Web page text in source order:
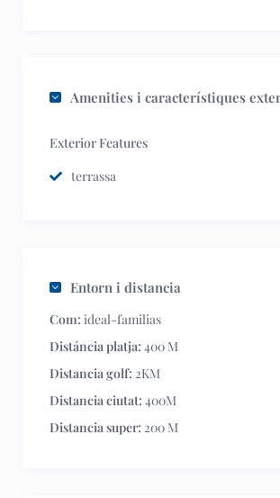
Amenities i característiques
Exterior Features
terrassa
Entorn i distancia
Com: ideal-familias
Distáncia platja: 400 M
Distancia golf: 2KM
Distancia ciutat: 400M
Distancia super: 200 M